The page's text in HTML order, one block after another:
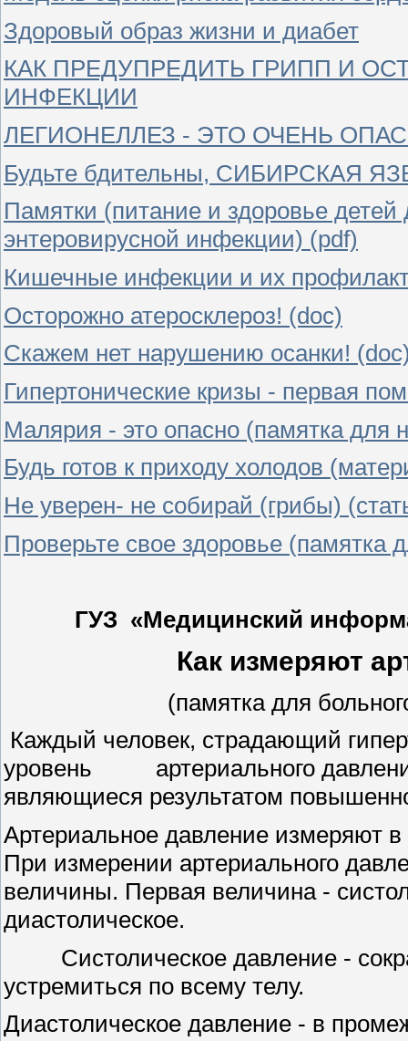
Здоровый образ жизни и диабет
КАК ПРЕДУПРЕДИТЬ ГРИПП И
ИНФЕКЦИИ
ЛЕГИОНЕЛЛЕЗ - ЭТО ОЧЕНЬ
Будьте бдительны, СИБИРСКАЯ
Памятки (питание и здоровье детей
энтеровирусной инфекции) (pdf)
Кишечные инфекции и их
Осторожно атеросклероз! (doc)
Скажем нет нарушению осанки!
Гипертонические кризы - первая
Малярия - это опасно (памятка для
Будь готов к приходу холодов
Не уверен- не собирай (грибы)
Проверьте свое здоровье (памятка
ГУЗ «Медицинский
Как измеряют
(памятка для
Каждый человек, страдающий
уровень артериального
являющиеся результатом
Артериальное давление измеряют в
При измерении артериального
величины. Первая величина -
диастолическое.
Систолическое давление -
устремиться по всему телу.
Диастолическое давление - в